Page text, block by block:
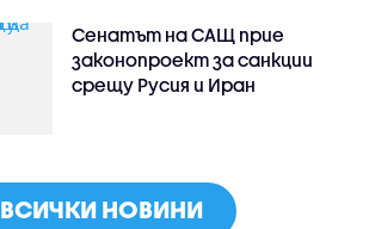
Сенатът на САЩ прие
законопроект за санкции
срещу Русия и Иран
ВСИЧКИ НОВИНИ